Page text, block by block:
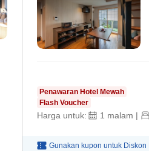
Penawaran Hotel Mewah
Flash Voucher
Harga untuk: 1 malam |
Gunakan kupon untuk Diskon